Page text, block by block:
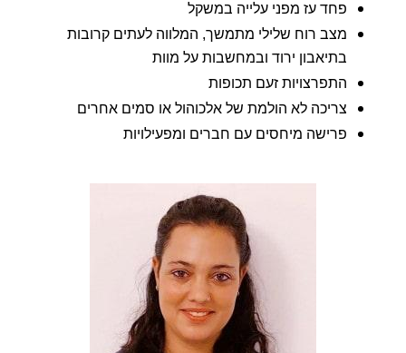
פחד עז מפני עלייה במשקל
מצב רוח שלילי מתמשך, המלווה לעתים קרובות
בתיאבון ירוד ובמחשבות על מוות
התפרצויות זעם תכופות
צריכה לא הולמת של אלכוהול או סמים אחרים
פרישה מיחסים עם חברים ומפעילויות